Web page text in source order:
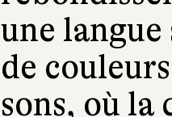
une
de
sons, où